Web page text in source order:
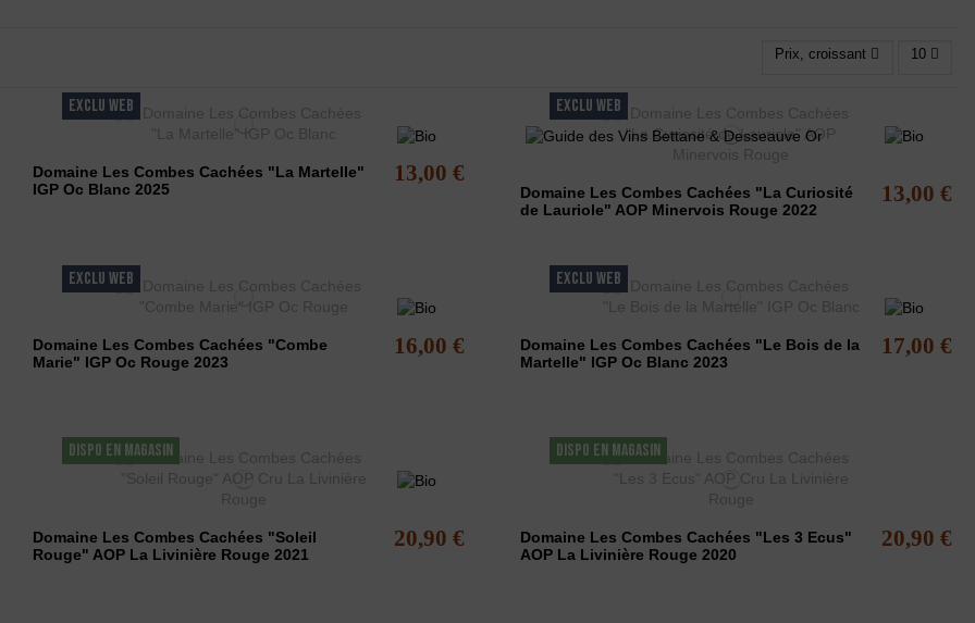
Prix, croissant 10
EXCLU WEB
Domaine Les Combes Cachées "La Martelle"
IGP Oc Blanc 2025
13,00 €
EXCLU WEB
Domaine Les Combes Cachées "La Curiosité
de Lauriole" AOP Minervois Rouge 2022
13,00 €
EXCLU WEB
Domaine Les Combes Cachées "Combe
Marie" IGP Oc Rouge 2023
16,00 €
EXCLU WEB
Domaine Les Combes Cachées "Le Bois de la
Martelle" IGP Oc Blanc 2023
17,00 €
DISPO EN MAGASIN
Domaine Les Combes Cachées "Soleil
Rouge" AOP La Livinière Rouge 2021
20,90 €
DISPO EN MAGASIN
Domaine Les Combes Cachées "Les 3 Ecus"
AOP La Livinière Rouge 2020
20,90 €